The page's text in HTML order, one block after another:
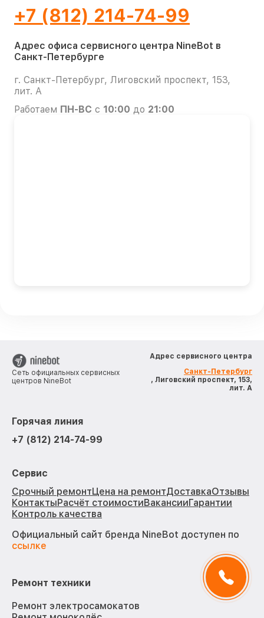
+7 (812) 214-74-99
Адрес офиса сервисного центра NineBot в
Санкт-Петербурге
г. Санкт-Петербург, Лиговский проспект, 153,
лит. А
Работаем ПН-ВС с 10:00 до 21:00
Сеть официальных сервисных
центров NineBot
Адрес сервисного центра
Санкт-Петербург
, Лиговский проспект, 153,
лит. А
Горячая линия
+7 (812) 214-74-99
Сервис
Срочный ремонтЦена на ремонтДоставкаОтзывы
КонтактыРасчёт стоимостиВакансииГарантии
Контроль качества
Официальный сайт бренда NineBot доступен по
ссылке
Ремонт техники
Ремонт электросамокатов